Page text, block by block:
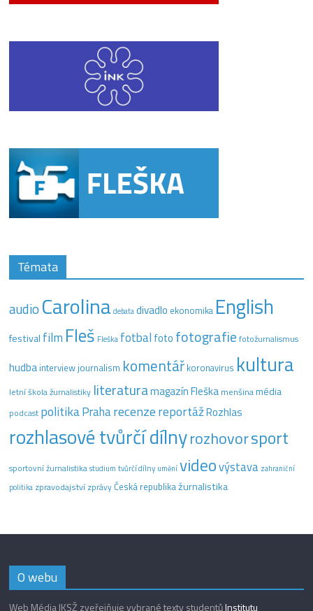
Témata
audio Carolina debata divadlo ekonomika English
festival film Fleš Fleška fotbal foto fotografie fotožurnalismus
hudba interview journalism komentář koronavirus kultura
letní škola žurnalistiky literaturamagazín Fleška menšinamédia
podcast politikaPraharecenzereportážRozhlas
rozhlasové tvůrčí dílnyrozhovorsport
sportovní žurnalistika studium tvůrčí dílny uměnívideovýstava zahraniční
politika zpravodajstvízprávyČeská republikažurnalistika
O webu
Web Média IKSŽ zveřejňuje vybrané texty studentůInstitutu